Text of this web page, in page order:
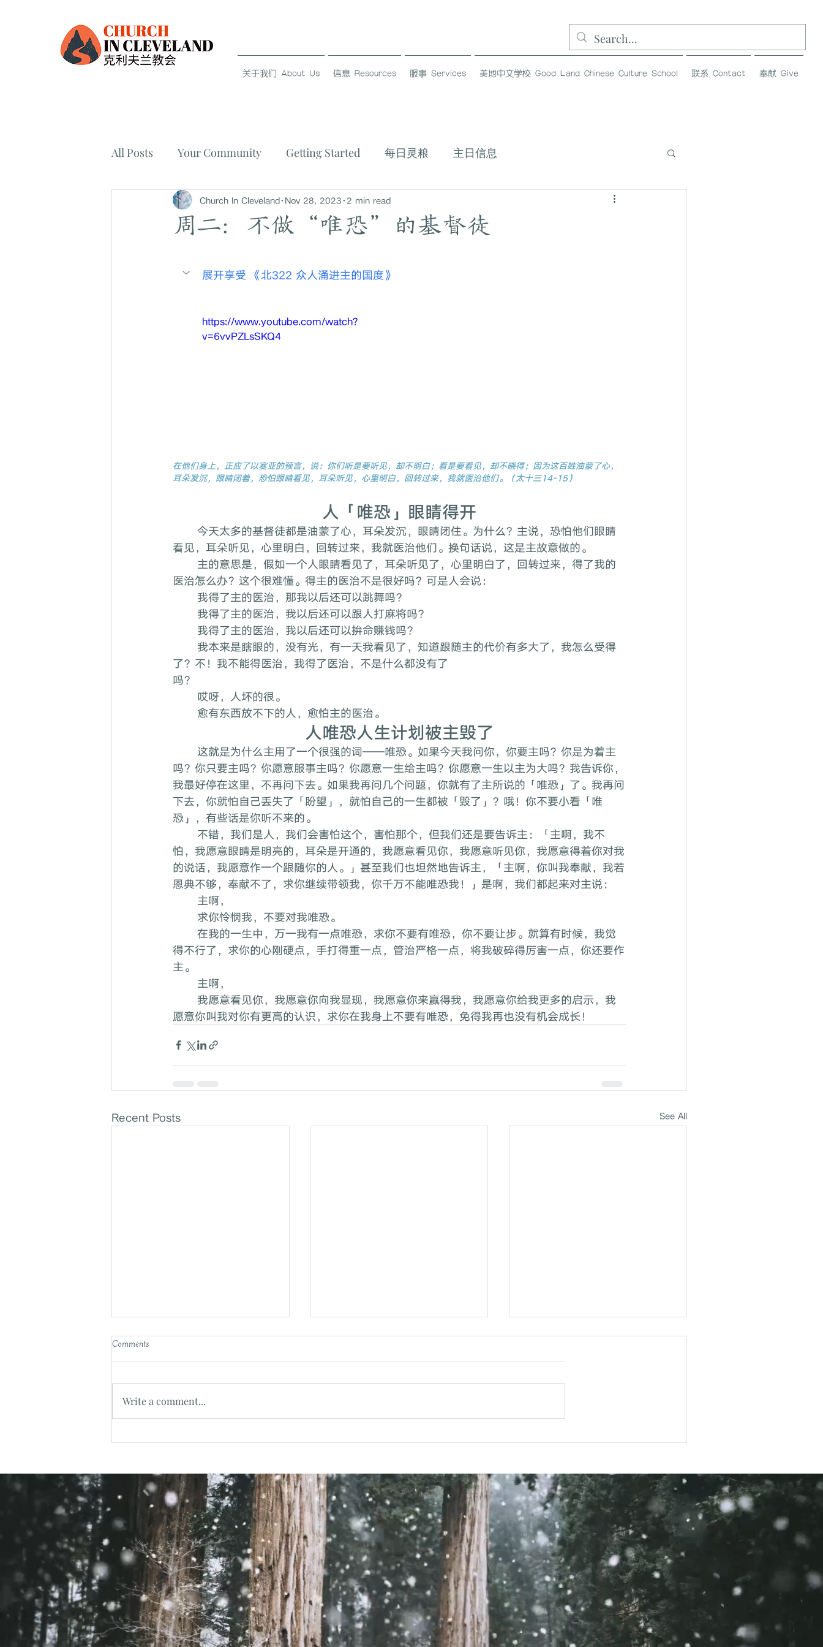
关于我们 About Us 信息 Resources 服事 Services 美地中文学校 Good Land Chinese Culture School 联系 Contact 奉献 Give
All Posts Your Community Getting Started 每日灵粮 主日信息
周二：不做“唯恐”的基督徒
Church In Cleveland Nov 28, 2023 2 min read
展开享受 《北322 众人涌进主的国度》
https://www.youtube.com/watch?
v=6vvPZLsSKQ4
在他们身上，正应了以赛亚的预言，说：你们听是要听见，却不明白；看是要看见，却不晓得；因为这百姓油蒙了心，
耳朵发沉，眼睛闭着，恐怕眼睛看见，耳朵听见，心里明白，回转过来，我就医治他们。（太十三14-15）
人「唯恐」眼睛得开
看见，耳朵听见，心里明白，回转过来，我就医治他们。换句话说，这是主故意做的。
医治怎么办？这个很难懂。得主的医治不是很好吗？可是人会说：
	我得了主的医治，那我以后还可以跳舞吗？
	我得了主的医治，我以后还可以跟人打麻将吗？
	我得了主的医治，我以后还可以拚命赚钱吗？
了？不！我不能得医治，我得了医治，不是什么都没有了
吗？
	哎呀，人坏的很。
	愈有东西放不下的人，愈怕主的医治。
人唯恐人生计划被主毁了
吗？你只要主吗？你愿意服事主吗？你愿意一生给主吗？你愿意一生以主为大吗？我告诉你，
我最好停在这里，不再问下去。如果我再问几个问题，你就有了主所说的「唯恐」了。我再问
下去，你就怕自己丢失了「盼望」，就怕自己的一生都被「毁了」？哦！你不要小看「唯
恐」，有些话是你听不来的。
怕，我愿意眼睛是明亮的，耳朵是开通的，我愿意看见你，我愿意听见你，我愿意得着你对我
的说话，我愿意作一个跟随你的人。」甚至我们也坦然地告诉主，「主啊，你叫我奉献，我若
恩典不够，奉献不了，求你继续带领我，你千万不能唯恐我！」是啊，我们都起来对主说：
	主啊，
	求你怜悯我，不要对我唯恐。
得不行了，求你的心刚硬点，手打得重一点，管治严格一点，将我破碎得厉害一点，你还要作
主。
	主啊，
愿意你叫我对你有更高的认识，求你在我身上不要有唯恐，免得我再也没有机会成长！
Recent Posts See All
周五：变卖一切跟随主
Comments
Write a comment...